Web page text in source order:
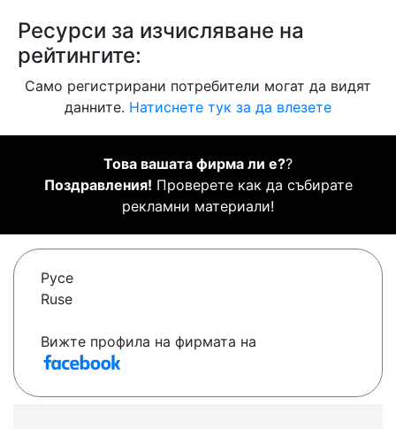
Ресурси за изчисляване на
рейтингите:
Само регистрирани потребители могат да видят
данните. Натиснете тук за да влезете
Това вашата фирма ли е??
Поздравления! Проверете как да събирате
рекламни материали!
Русе
Ruse
Вижте профила на фирмата на